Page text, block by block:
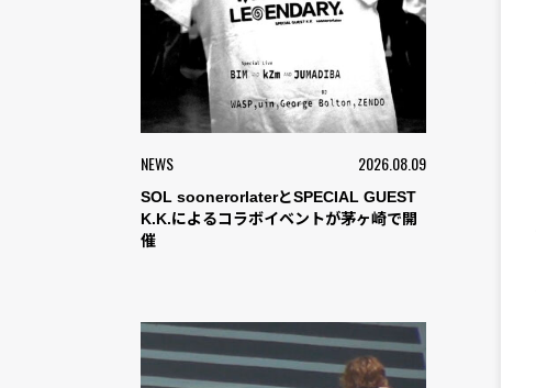
NEWS 2026.08.09
SOL soonerorlaterとSPECIAL GUEST
K.K.によるコラボイベントが茅ヶ崎で開
催